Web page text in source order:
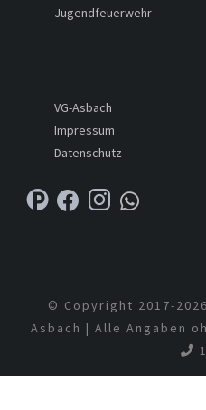
Jugendfeuerwehr
VG-Asbach
Impressum
Datenschutz
© Copyright 2017-
Asbach | Alle Angaben